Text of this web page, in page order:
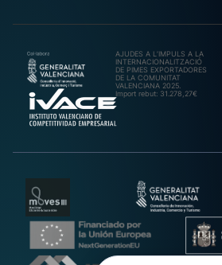
AJUDES A L’IMPULS A LA
INTERNACIONALITZACIÓ
DE PIMES EXPORTADORES
DE LA COMUNITAT
VALENCIANA 2025.
Import rebut: 31.278,27€